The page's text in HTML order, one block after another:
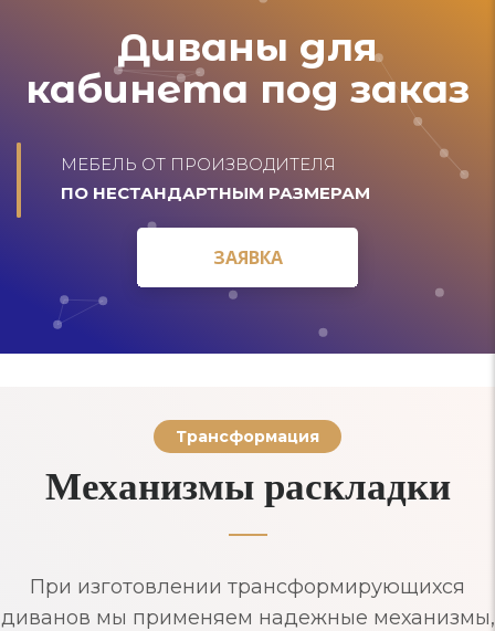
Диваны для
кабинета под заказ
МЕБЕЛЬ ОТ ПРОИЗВОДИТЕЛЯ
ПО НЕСТАНДАРТНЫМ РАЗМЕРАМ
ЗАЯВКА
ЗАЯВКА
Трансформация
Механизмы раскладки
При изготовлении трансформирующихся
диванов мы применяем надежные механизмы,